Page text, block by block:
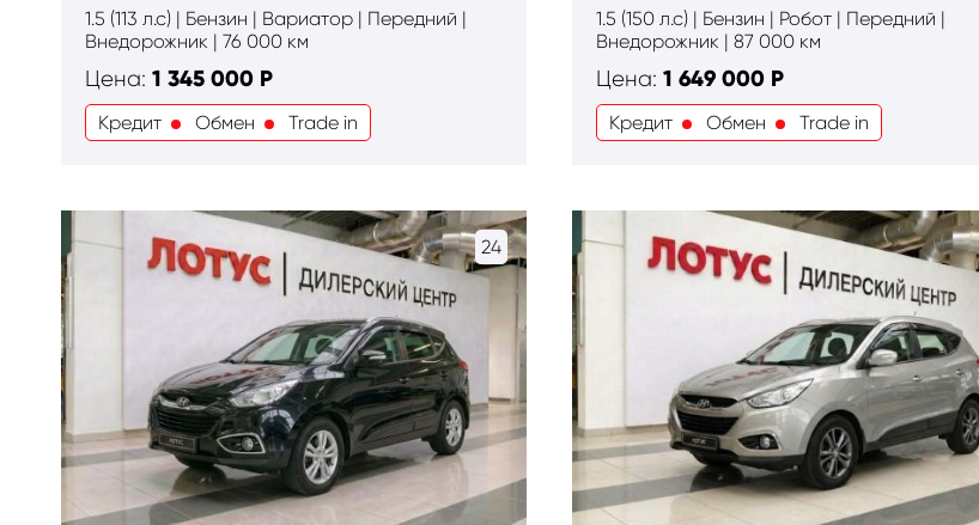
1.5 (113 л.с) | Бензин | Вариатор | Передний |
Внедорожник | 76 000 км
Цена: 1 345 000 Р
Кредит Обмен Trade in
1.5 (150 л.с) | Бензин | Робот | Передний |
Внедорожник | 87 000 км
Цена: 1 649 000 Р
Кредит Обмен Trade in
24